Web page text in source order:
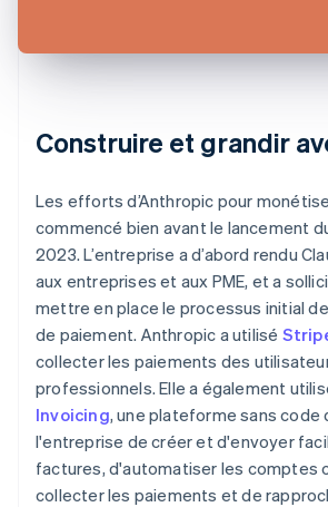
Construire et grandir
Les efforts d’Anthropic pour
commencé bien avant le lancement
2023. L’entreprise a d’abord rendu
aux entreprises et aux PME, et a
mettre en place le processus initial
de paiement. Anthropic a utilisé
collecter les paiements des
professionnels. Elle a également
Invoicing, une plateforme sans code
l'entreprise de créer et d'envoyer
factures, d'automatiser les comptes
collecter les paiements et de